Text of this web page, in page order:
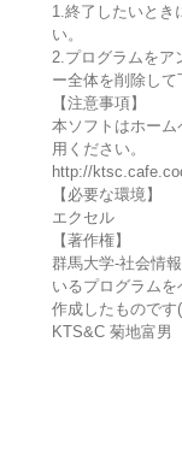
1.終了したいとき
い。
2.プログラムをア
ー全体を削除して
【注意事項】
本ソフトはホーム
用ください。
http://
【必要な環境】
エクセル
【著作権】
群馬大学-社会情
いるプログラムを
作成したものです
KTS&C 菊地富男